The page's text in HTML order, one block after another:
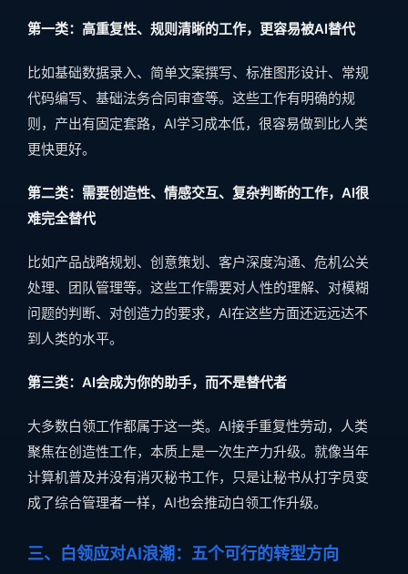
第一类：高重复性、规则清晰的工作，更容易被AI替代
比如基础数据录入、简单文案撰写、标准图形设计、常规
代码编写、基础法务合同审查等。这些工作有明确的规
则，产出有固定套路，AI学习成本低，很容易做到比人类
更快更好。
第二类：需要创造性、情感交互、复杂判断的工作，AI很
难完全替代
比如产品战略规划、创意策划、客户深度沟通、危机公关
处理、团队管理等。这些工作需要对人性的理解、对模糊
问题的判断、对创造力的要求，AI在这些方面还远远达不
到人类的水平。
第三类：AI会成为你的助手，而不是替代者
大多数白领工作都属于这一类。AI接手重复性劳动，人类
聚焦在创造性工作，本质上是一次生产力升级。就像当年
计算机普及并没有消灭秘书工作，只是让秘书从打字员变
成了综合管理者一样，AI也会推动白领工作升级。
三、白领应对AI浪潮：五个可行的转型方向